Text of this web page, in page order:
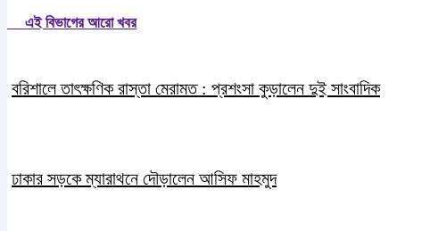
এই বিভাগের আরো খবর
বরিশালে তাৎক্ষণিক রাস্তা মেরামত : প্রশংসা কুড়ালেন দুই সাংবাদিক
ঢাকার সড়কে ম্যারাথনে দৌড়ালেন আসিফ মাহমুদ